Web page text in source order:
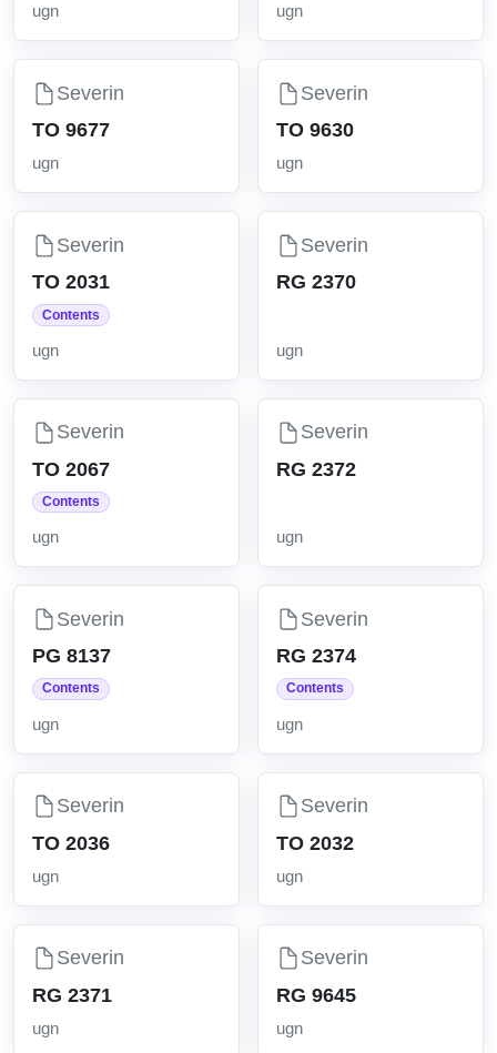
ugn ugn
Severin
TO 9677
ugn
Severin
TO 9630
ugn
Severin
TO 2031
Contents
ugn
Severin
RG 2370
ugn
Severin
TO 2067
Contents
ugn
Severin
RG 2372
ugn
Severin
PG 8137
Contents
ugn
Severin
RG 2374
Contents
ugn
Severin
TO 2036
ugn
Severin
TO 2032
ugn
Severin
RG 2371
ugn
Severin
RG 9645
ugn